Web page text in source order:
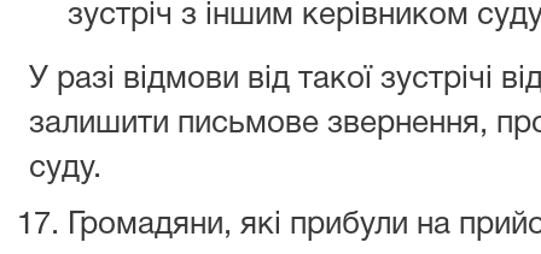
зустріч з іншим керівником
У разі відмови від такої зустрічі
залишити письмове звернення,
суду.
Громадяни, які прибули на